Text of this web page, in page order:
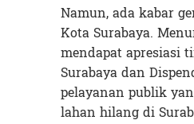
Namun, ada kabar
Kota Surabaya.
mendapat apresiasi
Surabaya dan
pelayanan publik
lahan hilang di